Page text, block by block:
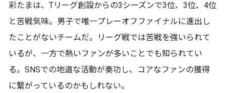
彩たまは、Tリーグ創設からの3シーズンで3位、3位、4位
と苦戦気味。男子で唯一プレーオフファイナルに進出し
たことがないチームだ。リーグ戦では苦戦を強いられて
いるが、一方で熱いファンが多いことでも知られてい
る。SNSでの地道な活動が奏功し、コアなファンの獲得
に繋がっているのかもしれない。